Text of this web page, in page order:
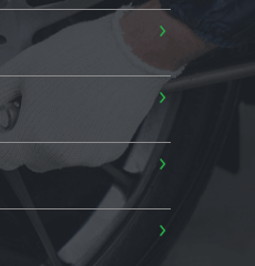
›
›
›
›